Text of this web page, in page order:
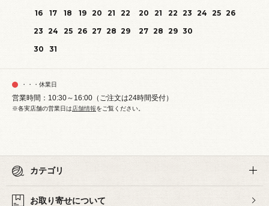
16
17 18 19 20 21
22
23 24 25 26 27 28 29
30
31
20
21 22 23 24 25 26
27 28 29 30
・・・休業日
営業時間：10:30～16:00（ご注文は24時間受付）
※各実店舗の営業日は店舗情報をご覧ください。
カテゴリ
お取り寄せについて